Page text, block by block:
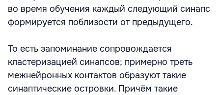
во время обучения каждый следующий синапс
формируется поблизости от предыдущего.
То есть запоминание сопровождается
кластеризацией синапсов; примерно треть
межнейронных контактов образуют такие
синаптические островки. Причём такие